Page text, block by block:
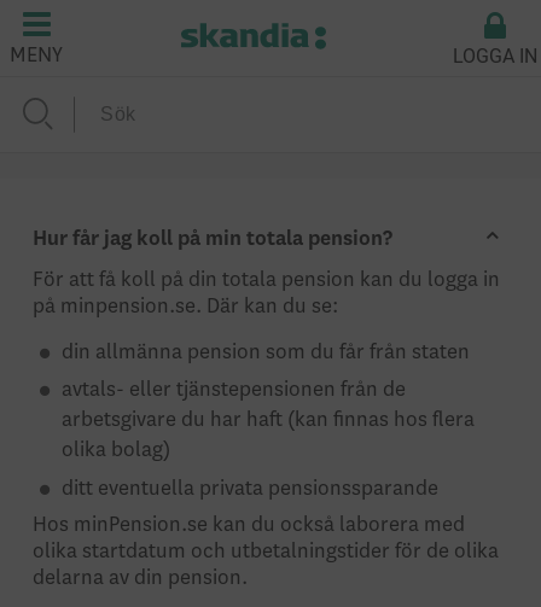
MENY LOGGA IN
Hur får jag koll på min totala pension?
För att få koll på din totala pension kan du logga in
på minpension.se. Där kan du se:
din allmänna pension som du får från staten
avtals- eller tjänstepensionen från de
arbetsgivare du har haft (kan finnas hos flera
olika bolag)
ditt eventuella privata pensionssparande
Hos minPension.se kan du också laborera med
olika startdatum och utbetalningstider för de olika
delarna av din pension.